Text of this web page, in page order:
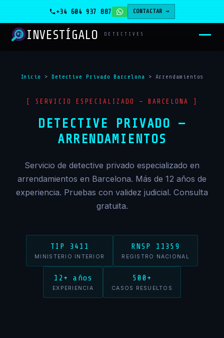
+34 604 937 887 CONTACTAR →
INVESTÍGALO DETECTIVES
Inicio > Detective Privado Barcelona > Arrendamientos
[ SERVICIO ESPECIALIZADO — BARCELONA ]
DETECTIVE PRIVADO —
ARRENDAMIENTOS
Servicio de detective privado especializado en
arrendamientos en Barcelona. Más de 12 años de
experiencia. Pruebas con validez judicial. Consulta
gratuita.
TIP 3411
MINISTERIO INTERIOR
RNSP 11359
REGISTRO NACIONAL
12+ años
EXPERIENCIA
500+
CASOS RESUELTOS